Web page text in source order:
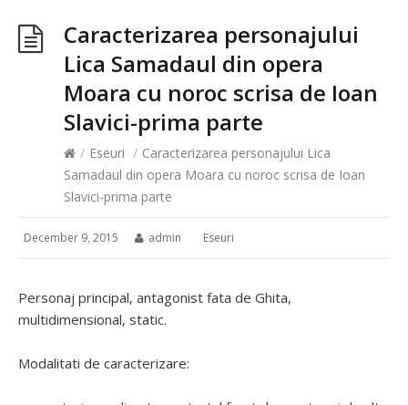
Caracterizarea personajului
Lica Samadaul din opera
Moara cu noroc scrisa de Ioan
Slavici-prima parte
/ Eseuri / Caracterizarea personajului Lica
Samadaul din opera Moara cu noroc scrisa de Ioan
Slavici-prima parte
December 9, 2015 admin Eseuri
Personaj principal, antagonist fata de Ghita,
multidimensional, static.
Modalitati de caracterizare: